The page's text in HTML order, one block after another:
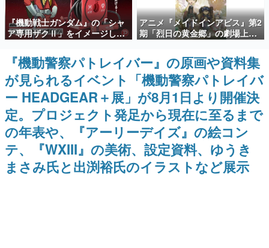
殿堂入り記事
SNS拡散数が数千以上！ ページビュー数万以上！ などな
ど。多くの人々に読まれた、電ファミ渾身の“殿堂入り”記
事をまとめました。
ゲームの企画書
名作ゲームクリエイターの方々に製作時のエピソードをお
聞きし、ヒットする企画（ゲーム）とは何か？を探ってい
きます。
赫本
この物語を解いてはいけない。『赫本』は、〈試験問題〉
の形をした短編ホラー小説集です。
新世代に訊く
これからのデジタルゲーム市場を担う若きクリエイター達
の姿を追い、彼らのルーツと情熱を探っていきます。
『機動戦士ガンダム』の「シャ
ア専用ザクⅡ」をイメージした
散水ホースリールが予約開始。
本体にはシャアのパーソナルマ
ークやジオン公国軍のエンブレ
ム、型式番号などを配置
アニメ『メイドインアビス』第2
期「烈日の黄金郷」の劇場上映
が決定！レグ役・伊瀬茉莉也さ
んらが登壇する舞台挨拶も実施
『機動警察パトレイバー』の原画や資料集
が見られるイベント「機動警察パトレイバ
ー HEADGEAR＋展」が8月1日より開催決
定。プロジェクト発足から現在に至るまで
の年表や、『アーリーデイズ』の絵コン
テ、『WXIII』の美術、設定資料、ゆうき
まさみ氏と出渕裕氏のイラストなど展示